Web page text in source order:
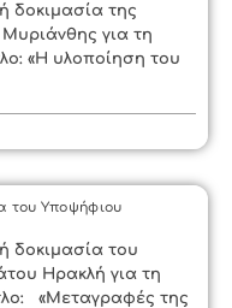
δοκιμασία της
για τη
«Η υλοποίηση του
του Υποψήφιου
δοκιμασία του
Ηρακλή για τη
«Μεταγραφές της